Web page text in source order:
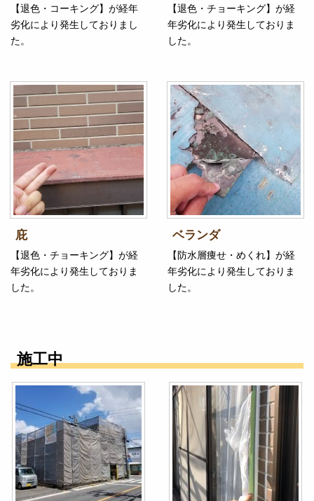
【退色・コーキング】が経年
劣化により発生しておりまし
た。
【退色・チョーキング】が経
年劣化により発生しておりま
した。
庇
【退色・チョーキング】が経
年劣化により発生しておりま
した。
ベランダ
【防水層痩せ・めくれ】が経
年劣化により発生しておりま
した。
施工中